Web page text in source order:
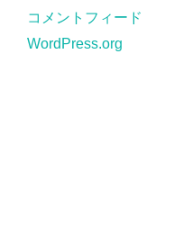
コメントフィード
WordPress.org